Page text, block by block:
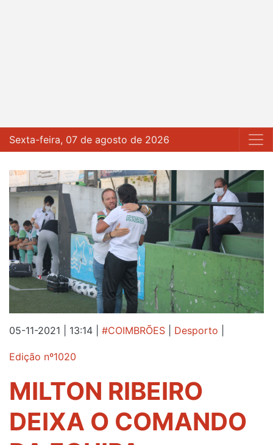
Sexta-feira, 07 de agosto de 2026
05-11-2021 | 13:14 #COIMBRÕES Desporto
Edição nº1020
MILTON RIBEIRO
DEIXA O COMANDO